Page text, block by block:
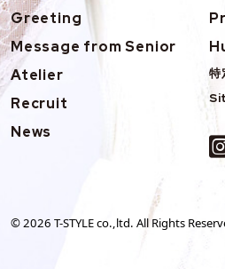
Greeting
Message from Senior
Atelier
Recruit
News
特
©2026 T-STYLE co.,ltd. All Rights